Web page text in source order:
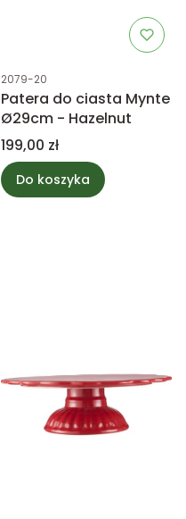
Kod produktu
2079-20
Patera do ciasta Mynte
Ø29cm - Hazelnut
Cena
199,00 zł
Do koszyka